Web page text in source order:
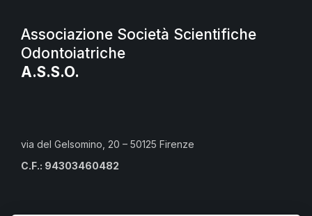
Associazione Società Scientifiche
Odontoiatriche
A.S.S.O.
via del Gelsomino, 20 – 50125 Firenze
C.F.: 94303460482